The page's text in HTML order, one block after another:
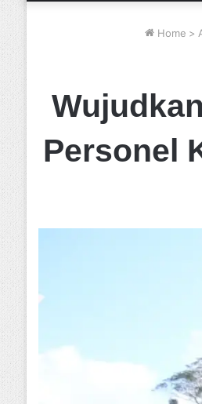
Home >
Personel